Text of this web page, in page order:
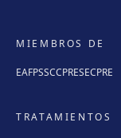
MIEMBROS DE
EAFPSSCCPRESECPRE
TRATAMIENTOS